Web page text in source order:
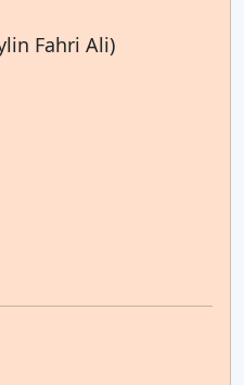
Fahri Ali)